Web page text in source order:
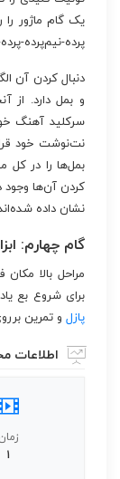
یک گام ماژور
پرده-نیم‌پرده-
دنبال کردن آن
و بمل دارد. از
سرکلید آهنگ
نت‌نوشت خود
بمل‌ها را در کل
کردن آن‌ها وجود
نشان داده
گام چهارم:
مراحل بالا
برای شروع بع
پازل و تمرین
اطلاعات
1